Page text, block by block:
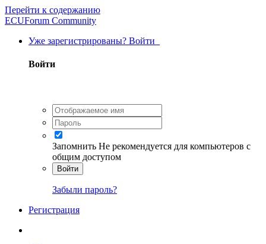
Перейти к содержанию
ECUForum Community
Уже зарегистрированы? Войти
Войти
Запомнить Не рекомендуется для компьютеров с
общим доступом
Войти
Забыли пароль?
Регистрация